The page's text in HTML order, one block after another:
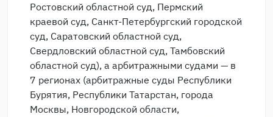
Ростовский областной суд, Пермский
краевой суд, Санкт-Петербургский городской
суд, Саратовский областной суд,
Свердловский областной суд, Тамбовский
областной суд), а арбитражными судами — в
7 регионах (арбитражные суды Республики
Бурятия, Республики Татарстан, города
Москвы, Новгородской области,